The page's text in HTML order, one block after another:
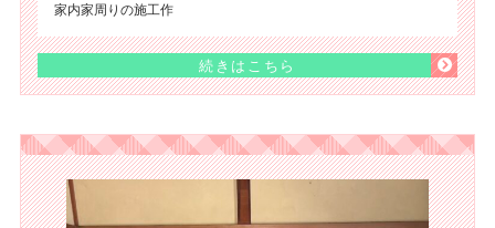
家内家周りの施工作
続きはこちら